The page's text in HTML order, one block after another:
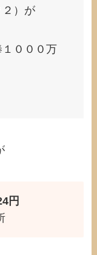
２）が
０００万
円